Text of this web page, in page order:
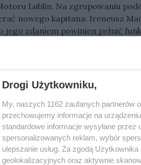
Lublin. Na zgrupowaniu
nowego kapitana. Ireneusz
jego zdaniem powinien pełnić
Jest to zawodnik dużo
Martin mógłby dać tego
ważnej rzeczy.
w kolegów z zespołu optymizm i
Woźniak jest jednak trochę
się częściej problemy podczas
problemów. Tym samym
To powoduje, że
Drogi Użytkowniku,
My, naszych 1162 zaufanych partnerów
przechowujemy informacje na
standardowe informacje wysyłane
spersonalizowanych reklam, wybór
ulepszanie usług. Za zgodą
geolokalizacyjnych oraz aktywnie